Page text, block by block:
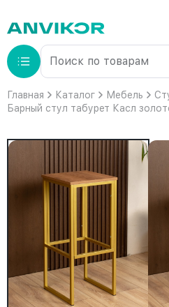
Главная Каталог Мебель
Барный стул табурет Касл